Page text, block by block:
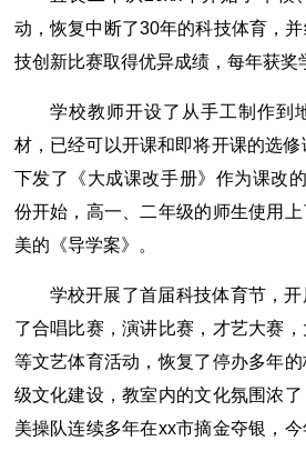
动，恢复中断了30年的科技体育，
技创新比赛取得优异成绩，每年获奖
学校教师开设了从手工制作到
材，已经可以开课和即将开课的选
下发了《大成课改手册》作为课改
份开始，高一、二年级的师生使用
美的《导学案》。
学校开展了首届科技体育节，
了合唱比赛，演讲比赛，才艺大赛
等文艺体育活动，恢复了停办多年
级文化建设，教室内的文化氛围浓
美操队连续多年在xx市摘金夺银，